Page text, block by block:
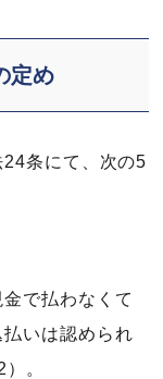
定め
条にて、次の5
で払わなくて
いは認められ
。